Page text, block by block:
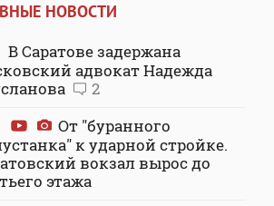
НОВОСТИ
В Саратове задержана
адвокат Надежда
2
От "буранного
к ударной стройке.
вокзал вырос до
этажа